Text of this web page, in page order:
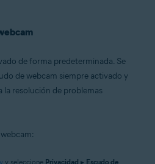
de forma predeterminada. Se
de webcam siempre activado y
la resolución de problemas
y seleccione Privacidad ▸ Escudo de